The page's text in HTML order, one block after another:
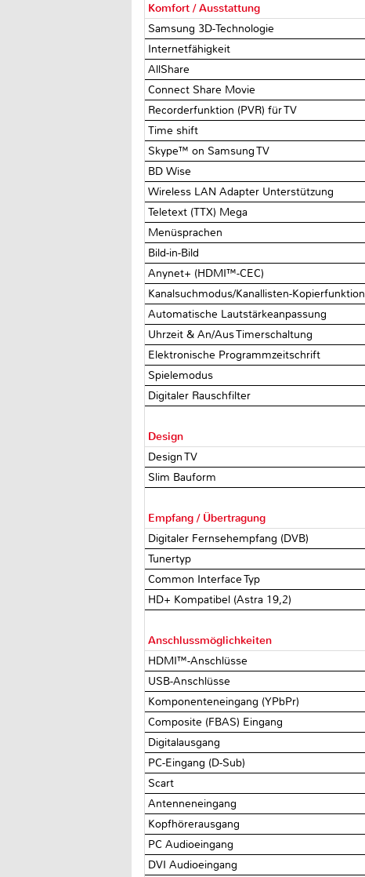
Komfort / Ausstattung
Samsung 3D-Technologie
Internetfähigkeit
AllShare
Connect Share Movie
Recorderfunktion (PVR) für TV
Time shift
Skype™ on Samsung TV
BD Wise
Wireless LAN Adapter Unterstützung
Teletext (TTX) Mega
Menüsprachen
Bild-in-Bild
Anynet+ (HDMI™-CEC)
Kanalsuchmodus/Kanallisten-Kopierfunktion
Automatische Lautstärkeanpassung
Uhrzeit & An/Aus Timerschaltung
Elektronische Programmzeitschrift
Spielemodus
Digitaler Rauschfilter
Design
Design TV
Slim Bauform
Empfang / Übertragung
Digitaler Fernsehempfang (DVB)
Tunertyp
Common Interface Typ
HD+ Kompatibel (Astra 19,2)
Anschlussmöglichkeiten
HDMI™-Anschlüsse
USB-Anschlüsse
Komponenteneingang (YPbPr)
Composite (FBAS) Eingang
Digitalausgang
PC-Eingang (D-Sub)
Scart
Antenneneingang
Kopfhörerausgang
PC Audioeingang
DVI Audioeingang